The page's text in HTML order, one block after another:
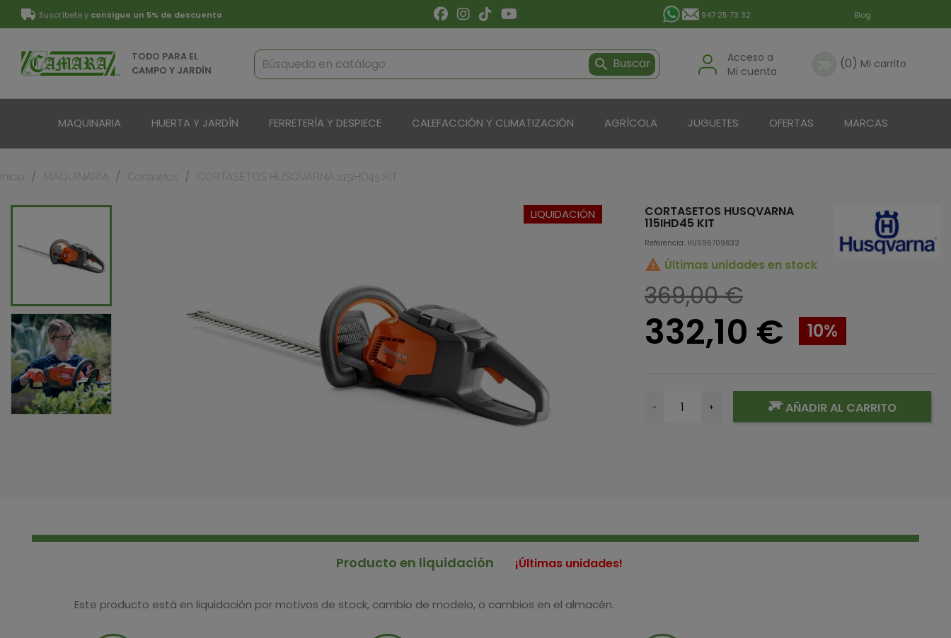
Suscríbete y consigue un 5% de descuento 947 25 73 32 Blog
TODO PARA EL
CAMPO Y JARDÍN
 Buscar
Acceso a
Mi cuenta
(0) Mi carrito
MAQUINARIA HUERTA Y JARDÍN FERRETERÍA Y DESPIECE CALEFACCIÓN Y CLIMATIZACIÓN AGRÍCOLA JUGUETES OFERTAS MARCAS
Inicio MAQUINARIA Cortasetos CORTASETOS HUSQVARNA 115iHD45 KIT
LIQUIDACIÓN CORTASETOS HUSQVARNA
115IHD45 KIT
Referencia: HUS96709832
 Últimas unidades en stock
369,00 €
332,10 € 10%
- + AÑADIR AL CARRITO
Producto en liquidación ¡Últimas unidades!
Este producto está en liquidación por motivos de stock, cambio de modelo, o cambios en el almacén.